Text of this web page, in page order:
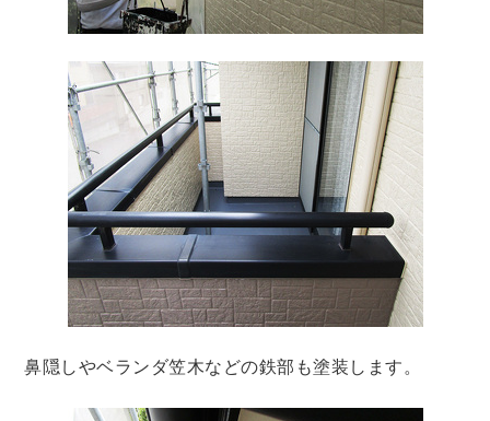
鼻隠しやベランダ笠木などの鉄部も塗装します。